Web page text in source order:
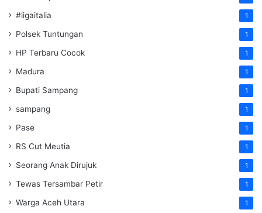
#ligaitalia 1
Polsek Tuntungan 1
HP Terbaru Cocok 1
Madura 1
Bupati Sampang 1
sampang 1
Pase 1
RS Cut Meutia 1
Seorang Anak Dirujuk 1
Tewas Tersambar Petir 1
Warga Aceh Utara 1